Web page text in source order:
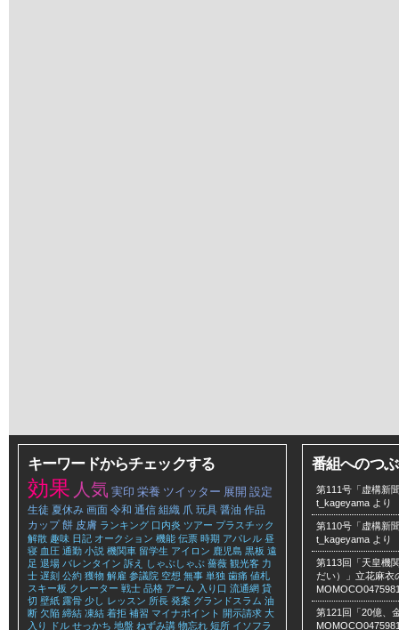
キーワードからチェックする
効果 人気 実印 栄養 ツイッター 展開 設定
生徒 夏休み 画面 令和 通信 組織 爪 玩具 醤油 作品
カップ 餅 皮膚 ランキング 口内炎 ツアー プラスチック
解散 趣味 日記 オークション 機能 伝票 時期 アパレル 昼
寝 血圧 通勤 小説 機関車 留学生 アイロン 鹿児島 黒板 遠
足 退場 バレンタイン 訴え しゃぶしゃぶ 薔薇 観光客 力
士 遅刻 公約 獲物 解雇 参議院 空想 無事 単独 歯痛 値札
スキー板 クレーター 戦士 品格 アーム 入り口 流通網 貸
切 壁紙 露骨 少し レッスン 所長 発案 グランドスラム 油
断 欠陥 締結 凍結 着拒 補習 マイナポイント 開示請求 大
入り
ドル せっかち 地盤 ねずみ講 物忘れ 短所 イソフラ
番組へのつ
第111号「虚構新
t_kageyama より
第110号「虚構新
t_kageyama より
第113回「天皇機
だい）」立花麻衣
第121回「20億、